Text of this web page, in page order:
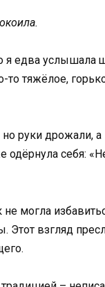
я едва услышала
то тяжёлое,
руки дрожали,
себя:
не могла
Этот взгляд